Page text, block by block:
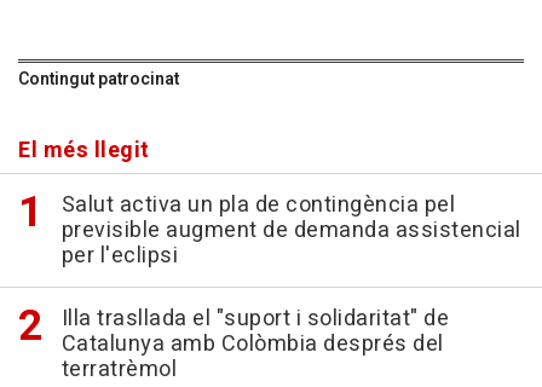
Contingut patrocinat
El més llegit
Salut activa un pla de contingència pel
previsible augment de demanda assistencial
per l'eclipsi
Illa trasllada el "suport i solidaritat" de
Catalunya amb Colòmbia després del
terratrèmol